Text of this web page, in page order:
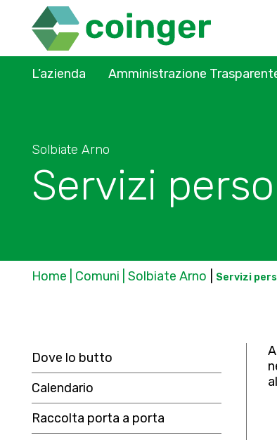
L’azienda Amministrazione
Solbiate Arno
Servizi
Home | Comuni | Solbiate Arno Servizi
Dove lo butto
Calendario
Raccolta porta a porta